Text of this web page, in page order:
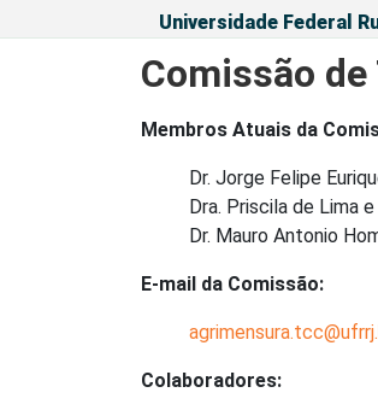
Universidade Federal
Comissão de
Membros Atuais da
Dr. Jorge Felipe
Dra. Priscila de Lima
Dr. Mauro Antonio
E-mail da Comissão:
Colaboradores: